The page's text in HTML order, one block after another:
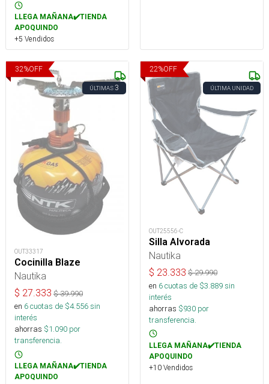
LLEGA MAÑANA✔️TIENDA
APOQUINDO
+5 Vendidos
32%OFF
ÚLTIMAS3
OUT33317
Cocinilla Blaze
Nautika
$ 27.333 $39.990
en 6cuotas de $4.556sin
interés
ahorras $1.090 por
transferencia.
LLEGA MAÑANA✔️TIENDA
APOQUINDO
22%OFF
ÚLTIMA UNIDAD
OUT25556-C
Silla Alvorada
Nautika
$ 23.333 $29.990
en 6cuotas de $3.889sin
interés
ahorras $930 por
transferencia.
LLEGA MAÑANA✔️TIENDA
APOQUINDO
+10 Vendidos